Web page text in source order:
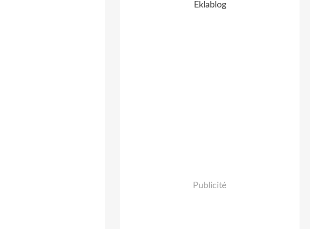
Eklablog
Publicité